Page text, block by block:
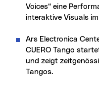
Voices“ eine
interaktive Visuals
Ars Electronica
CUERO Tango
und zeigt
Tangos.